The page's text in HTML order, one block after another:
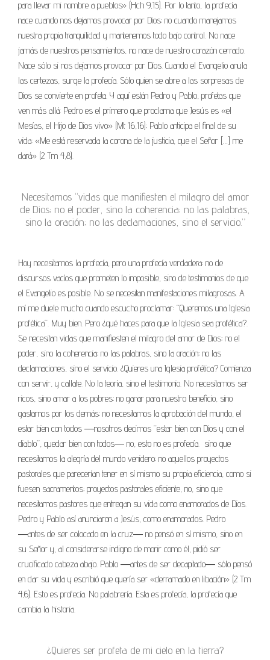
para llevar mi nombre a pueblos» (Hch 9,15). Por lo tanto, la profecía
nace cuando nos dejamos provocar por Dios; no cuando manejamos
nuestra propia tranquilidad y mantenemos todo bajo control. No nace
jamás de nuestros pensamientos, no nace de nuestro corazón cerrado.
Nace sólo si nos dejamos provocar por Dios. Cuando el Evangelio anula
las certezas, surge la profecía. Sólo quien se abre a las sorpresas de
Dios se convierte en profeta. Y aquí están Pedro y Pablo, profetas que
ven más allá: Pedro es el primero que proclama que Jesús es «el
Mesías, el Hijo de Dios vivo» (Mt 16,16); Pablo anticipa el final de su
vida: «Me está reservada la corona de la justicia, que el Señor […] me
dará» (2 Tm 4,8).
Necesitamos “vidas que manifiesten el milagro del amor
de Dios; no el poder, sino la coherencia; no las palabras,
sino la oración; no las declamaciones, sino el servicio.”
Hoy necesitamos la profecía, pero una profecía verdadera: no de
discursos vacíos que prometen lo imposible, sino de testimonios de que
el Evangelio es posible. No se necesitan manifestaciones milagrosas. A
mí me duele mucho cuando escucho proclamar: “Queremos una Iglesia
profética”. Muy bien. Pero ¿qué haces para que la Iglesia sea profética?.
Se necesitan vidas que manifiesten el milagro del amor de Dios; no el
poder, sino la coherencia; no las palabras, sino la oración; no las
declamaciones, sino el servicio. ¿Quieres una Iglesia profética? Comienza
con servir, y callate. No la teoría, sino el testimonio. No necesitamos ser
ricos, sino amar a los pobres; no ganar para nuestro beneficio, sino
gastarnos por los demás; no necesitamos la aprobación del mundo, el
estar bien con todos ―nosotros decimos “estar bien con Dios y con el
diablo”, quedar bien con todos― no, esto no es profecía. sino que
necesitamos la alegría del mundo venidero; no aquellos proyectos
pastorales que parecerían tener en sí mismo su propia eficiencia, como si
fuesen sacramentos; proyectos pastorales eficiente, no, sino que
necesitamos pastores que entregan su vida como enamorados de Dios.
Pedro y Pablo así anunciaron a Jesús, como enamorados. Pedro
―antes de ser colocado en la cruz― no pensó en sí mismo, sino en
su Señor y, al considerarse indigno de morir como él, pidió ser
crucificado cabeza abajo. Pablo ―antes de ser decapitado― sólo pensó
en dar su vida y escribió que quería ser «derramado en libación» (2 Tm
4,6). Esto es profecía. No palabrería. Esta es profecía, la profecía que
cambia la historia.
¿Quieres ser profeta de mi cielo en la tierra?